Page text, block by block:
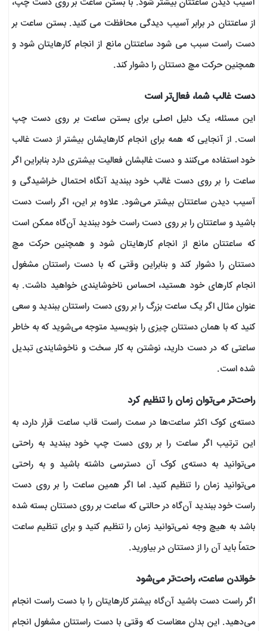
از ساعتتان در برابر آسیب دیدگی محافظت می کنید. بستن ساعت بر
دست راست سبب می شود ساعتتان مانع از انجام کارهایتان شود و
همچنین حرکت مچ دستتان را دشوار کند.
دست غالب شما، فعال‌تر است
این مسئله، یک دلیل اصلی برای بستن ساعت بر روی دست چپ
است. از آنجایی که همه‌ برای انجام کارهایشان بیشتر از دست غالب
خود استفاده می‌کنند و دست غالبشان فعالیت بیشتری دارد بنابراین اگر
ساعت را بر روی دست غالب خود ببندید آنگاه احتمال خراشیدگی و
آسیب دیدن ساعتتان بیشتر می‌شود. علاوه بر این، اگر راست دست
باشید و ساعتتان را بر روی دست راست خود ببندید آن‌گاه ممکن است
که ساعتتان مانع از انجام کارهایتان شود و همچنین حرکت مچ
دستتان را دشوار کند و بنابراین وقتی که با دست راستتان مشغول
انجام کارهای خود هستید، احساس ناخوشایندی خواهید داشت. به
عنوان مثال اگر یک ساعت بزرگ را بر روی دست راستتان ببندید و سعی
کنید که با همان دستتان چیزی را بنویسید متوجه می‌شوید که به خاطر
ساعتی که در دست دارید، نوشتن به کار سخت و ناخوشایندی تبدیل
شده است.
راحت‌تر می‌توان زمان را تنظیم کرد
دسته‌ی کوک اکثر ساعت‌ها در سمت راست قاب ساعت قرار دارد، به
این ترتیب اگر ساعت را بر روی دست چپ خود ببندید به راحتی
می‌توانید به دسته‌ی کوک آن دسترسی داشته باشید و به راحتی
می‌توانید زمان را تنظیم کنید. اما اگر همین ساعت را بر روی دست
راست خود ببندید آن‌گاه در حالتی که ساعت بر روی دستتان بسته شده
باشد به هیچ وجه نمی‌توانید زمان را تنظیم کنید و برای تنظیم ساعت
حتماً باید آن را از دستتان در بیاورید.
خواندن ساعت، راحت‌تر می‌شود
اگر راست دست باشید آن‌گاه بیشتر کارهایتان را با دست راست انجام
می‌دهید. این بدان معناست که وقتی با دست راستتان مشغول انجام